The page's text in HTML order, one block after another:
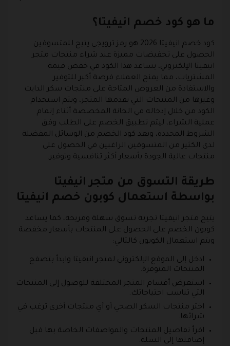
ما هو كود خصم انيفيتا؟
كود خصم انيفيتا 2026 هو رمز ترويجي يتيح للمتسوقين
الحصول على تخفيضات مميزة عند شراء منتجات متجر
انيفيتا الإلكتروني، يساعد هذا الكود في خفض قيمة
المشتريات، مما يمنح العملاء فرصة أكبر للتوفير
والاستفادة من العروض المتاحة على منتجات سكر الدايت
وغيرها من المنتجات التي يقدمها المتجر، ويتم استخدام
الكود من خلال إدخاله في الخانة المخصصة أثناء إتمام
عملية الشراء، ليتم تطبيق الخصم على الطلب وفق
الشروط المحددة، ويعد كود الخصم من الوسائل المفضلة
لدى الكثير من المتسوقين الراغبين في الحصول على
منتجات عالية الجودة بأسعار أكثر تنافسية وتوفير.
طريقة التسوق من متجر انيفيتا
بواسطة استعمال كوبون خصم انيفيتا
يتيح متجر انيفيتا تجربة تسوق سهلة ومريحة، كما يساعد
كوبون الخصم على الحصول على المنتجات بأسعار مخفضة
ويتم استعمال الكوبون كالتالي:
ادخل إلى الموقع الإلكتروني لمتجر انيفيتا وابدأ بتصفح
المنتجات المتوفرة.
استعرض أقسام المتجر المختلفة للوصول إلى المنتجات
التي تناسب احتياجاتك.
اختر منتجات السكر الصحي أو أي منتجات أخرى ترغب في
شرائها.
اقرأ تفاصيل المنتجات والمواصفات الخاصة بها قبل
إضافتها إلى السلة.